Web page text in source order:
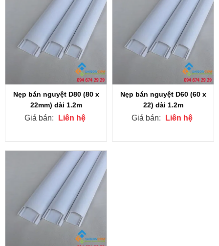
Nẹp bán nguyệt D80 (80 x
22mm) dài 1.2m
Giá bán: Liên hệ
Nẹp bán nguyệt D60 (60 x
22) dài 1.2m
Giá bán: Liên hệ